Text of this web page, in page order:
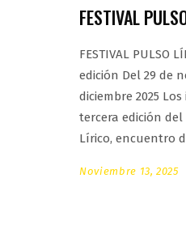
FESTIVAL
FESTIVAL PULSO
edición Del 29 de
diciembre 2025
tercera edición del
Lírico, encuentro
Noviembre 13, 2025